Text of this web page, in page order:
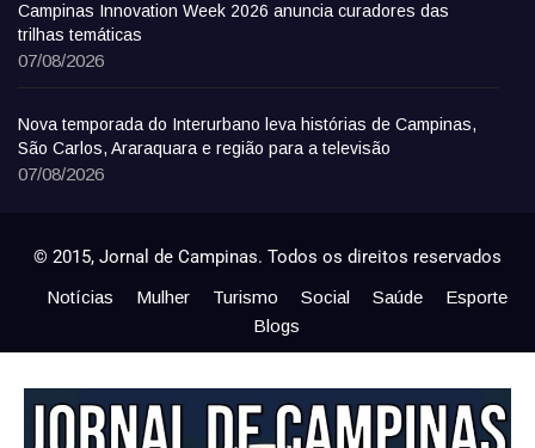
Campinas Innovation Week 2026 anuncia curadores das
trilhas temáticas
07/08/2026
Nova temporada do Interurbano leva histórias de Campinas,
São Carlos, Araraquara e região para a televisão
07/08/2026
© 2015, Jornal de Campinas. Todos os direitos reservados
Notícias Mulher Turismo Social Saúde
Esporte
Blogs